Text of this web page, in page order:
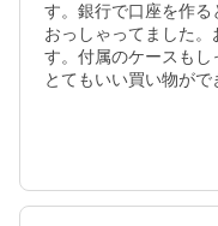
す。銀行で口座を作る
おっしゃってました
す。付属のケースもし
とてもいい買い物がで